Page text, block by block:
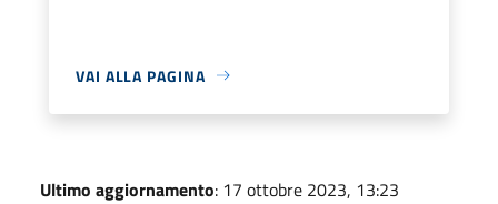
VAI ALLA PAGINA
Ultimo aggiornamento: 17 ottobre 2023, 13:23